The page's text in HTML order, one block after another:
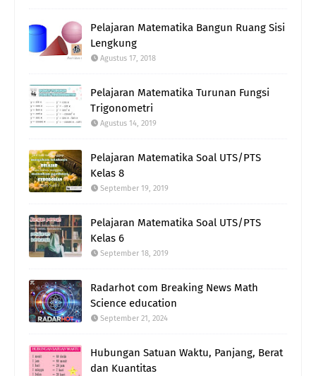
Pelajaran Matematika Bangun Ruang Sisi
Lengkung
Agustus 17, 2018
Pelajaran Matematika Turunan Fungsi
Trigonometri
Agustus 14, 2019
Pelajaran Matematika Soal UTS/PTS
Kelas 8
September 19, 2019
Pelajaran Matematika Soal UTS/PTS
Kelas 6
September 18, 2019
Radarhot com Breaking News Math
Science education
September 21, 2024
Hubungan Satuan Waktu, Panjang, Berat
dan Kuantitas